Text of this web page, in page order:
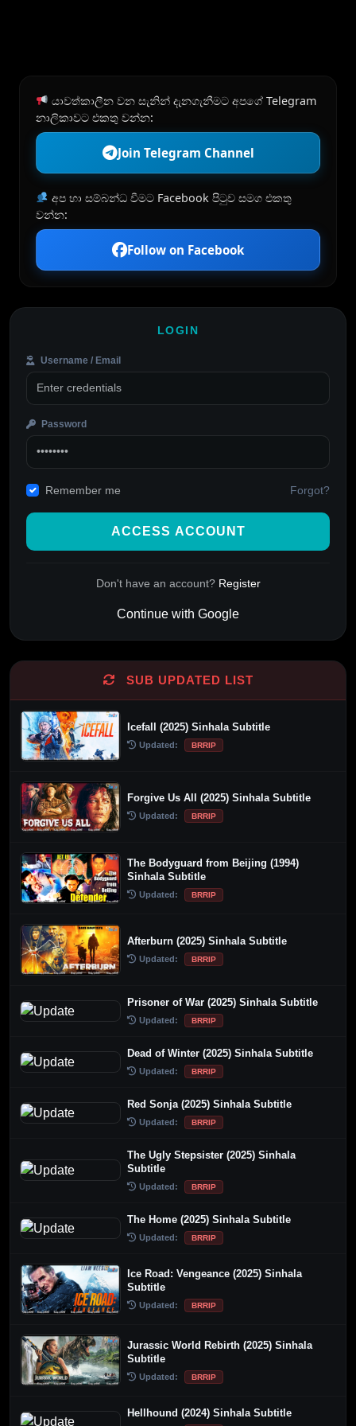
යාවත්කාලීන වන සැනින් දැනගැනීමට අපගේ Telegram
නාලිකාවට එකතු වන්න:
Join Telegram Channel
අප හා සම්බන්ධ වීමට Facebook පිටුව සමග එකතු
වන්න:
Follow on Facebook
LOGIN
Username / Email
Password
Remember me Forgot?
ACCESS ACCOUNT
Don't have an account? Register
Continue with Google
SUB UPDATED LIST
Icefall (2025) Sinhala Subtitle
Updated: BRRIP
Forgive Us All (2025) Sinhala Subtitle
Updated: BRRIP
The Bodyguard from Beijing (1994)
Sinhala Subtitle
Updated: BRRIP
Afterburn (2025) Sinhala Subtitle
Updated: BRRIP
Prisoner of War (2025) Sinhala Subtitle
Updated: BRRIP
Dead of Winter (2025) Sinhala Subtitle
Updated: BRRIP
Red Sonja (2025) Sinhala Subtitle
Updated: BRRIP
The Ugly Stepsister (2025) Sinhala
Subtitle
Updated: BRRIP
The Home (2025) Sinhala Subtitle
Updated: BRRIP
Ice Road: Vengeance (2025) Sinhala
Subtitle
Updated: BRRIP
Jurassic World Rebirth (2025) Sinhala
Subtitle
Updated: BRRIP
Hellhound (2024) Sinhala Subtitle